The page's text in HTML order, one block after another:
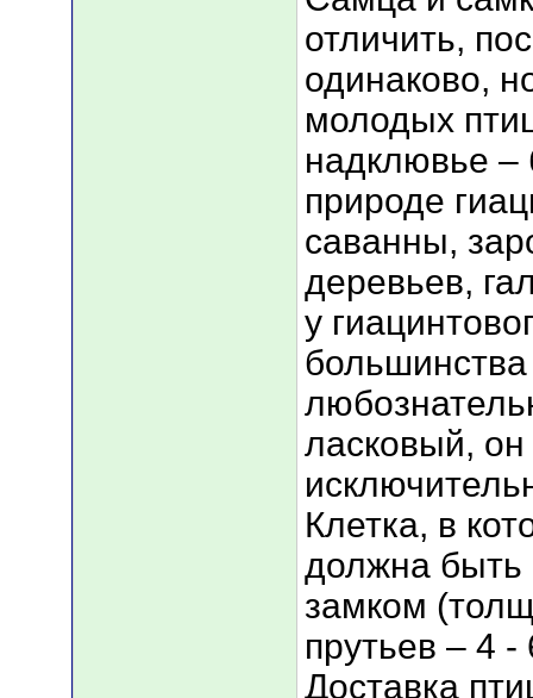
отличить,
одинаково,
молодых
надклювье –
природе
саванны,
деревьев,
у
большинства
ласковый,
Клетка, в
должна
замком
прутьев – 4
Доставка